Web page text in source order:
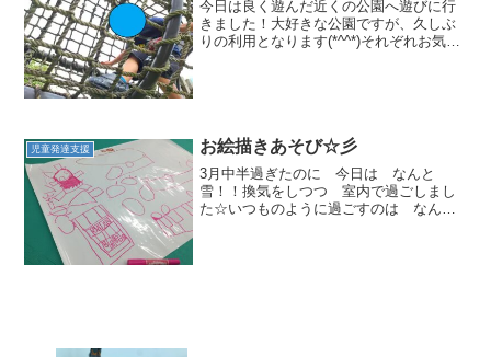
今日は良く遊んだ近くの公園へ遊びに行
きました！大好きな公園ですが、久しぶ
りの利用となります(*^^*)それぞれお気に
児童発達支援 お絵描きあそび☆彡
3月中半過ぎたのに 今日は なんと
雪！！換気をしつつ 室内で過ごしまし
た☆いつものように過ごすのは なんだ